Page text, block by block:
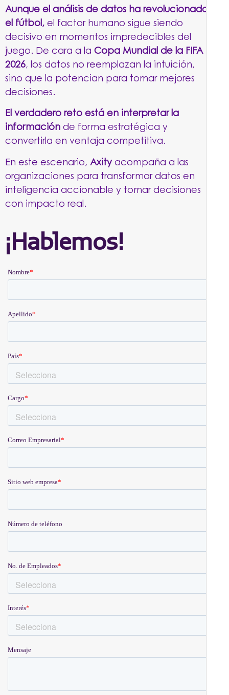
Aunque el análisis de datos ha revolucionado
el fútbol, el factor humano sigue siendo
decisivo en momentos impredecibles del
juego. De cara a la Copa Mundial de la FIFA
2026, los datos no reemplazan la intuición,
sino que la potencian para tomar mejores
decisiones.
El verdadero reto está en interpretar la
información de forma estratégica y
convertirla en ventaja competitiva.
En este escenario, Axity acompaña a las
organizaciones para transformar datos en
inteligencia accionable y tomar decisiones
con impacto real.
¡Hablemos!